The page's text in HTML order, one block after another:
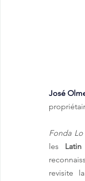
José
Fonda
les Latin
revisite